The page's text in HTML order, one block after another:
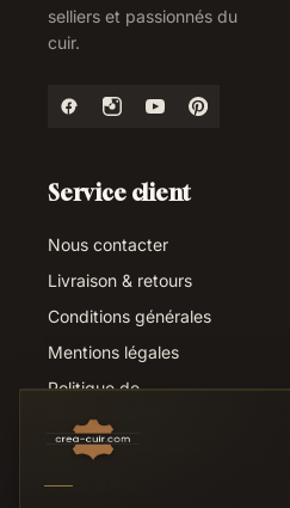
selliers et passionnés du
cuir.
Service client
Nous contacter
Livraison & retours
Conditions générales
Mentions légales
Politique de
Suivi de commande
Liens utiles